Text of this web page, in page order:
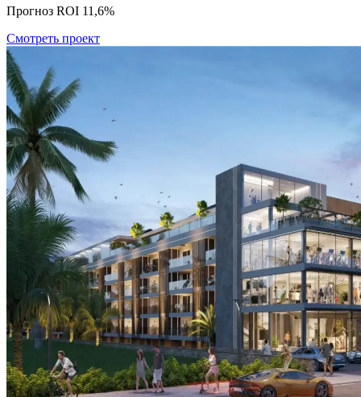
Прогноз ROI 11,6%
Смотреть проект